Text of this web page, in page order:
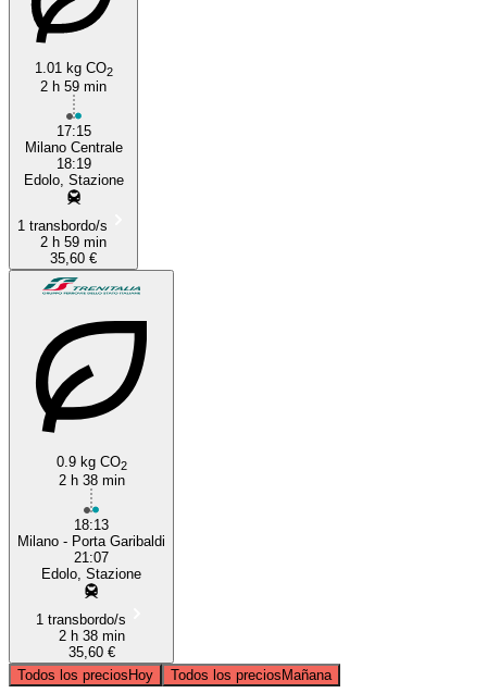
1.01 kg CO2
2 h 59 min
17:15
Milano Centrale
18:19
Edolo, Stazione
1 transbordo/s
2 h 59 min
35,60 €
0.9 kg CO2
2 h 38 min
18:13
Milano - Porta Garibaldi
21:07
Edolo, Stazione
1 transbordo/s
2 h 38 min
35,60 €
Todos los preciosHoy Todos los preciosMañana